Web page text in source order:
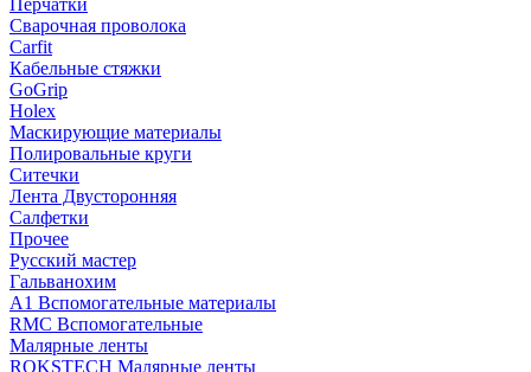
Перчатки
Сварочная проволока
Carfit
Кабельные стяжки
GoGrip
Holex
Маскирующие материалы
Полировальные круги
Ситечки
Лента Двусторонняя
Салфетки
Прочее
Русский мастер
Гальванохим
А1 Вспомогательные материалы
RMC Вспомогательные
Малярные ленты
ROKSTECH Малярные ленты